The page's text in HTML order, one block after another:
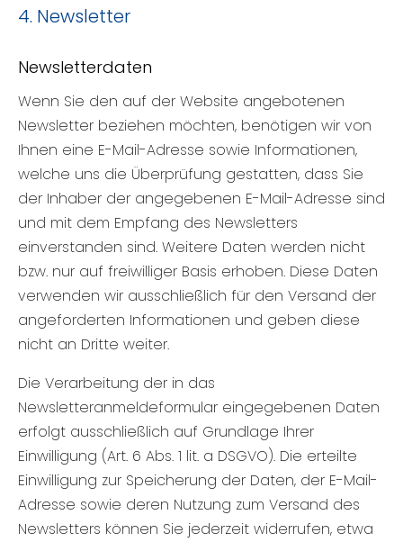
4. Newsletter
Newsletter­daten
Wenn Sie den auf der Website angebotenen
Newsletter beziehen möchten, benötigen wir von
Ihnen eine E-Mail-Adresse sowie Informationen,
welche uns die Überprüfung gestatten, dass Sie
der Inhaber der angegebenen E-Mail-Adresse sind
und mit dem Empfang des Newsletters
einverstanden sind. Weitere Daten werden nicht
bzw. nur auf freiwilliger Basis erhoben. Diese Daten
verwenden wir ausschließlich für den Versand der
angeforderten Informationen und geben diese
nicht an Dritte weiter.
Die Verarbeitung der in das
Newsletteranmeldeformular eingegebenen Daten
erfolgt ausschließlich auf Grundlage Ihrer
Einwilligung (Art. 6 Abs. 1 lit. a DSGVO). Die erteilte
Einwilligung zur Speicherung der Daten, der E-Mail-
Adresse sowie deren Nutzung zum Versand des
Newsletters können Sie jederzeit widerrufen, etwa